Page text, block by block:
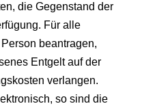
die Gegenstand der
Für alle
beantragen,
Entgelt auf der
verlangen.
so sind die